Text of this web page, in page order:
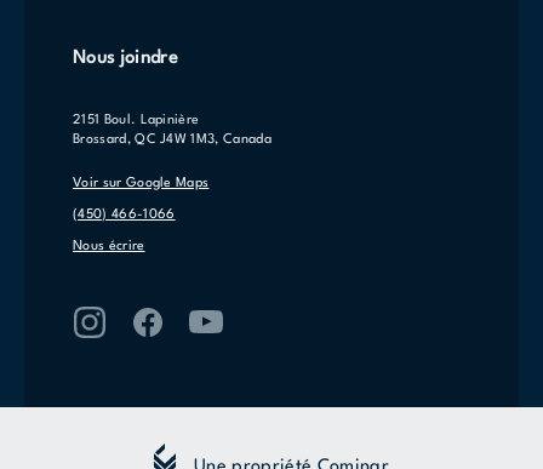
Nous joindre
2151 Boul. Lapinière
Brossard, QC J4W 1M3, Canada
Voir sur Google Maps
(450) 466-1066
Nous écrire